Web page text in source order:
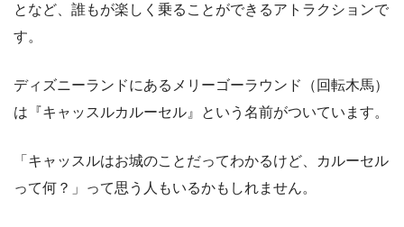
となど、誰もが楽しく乗ることができるアトラクションで
す。
ディズニーランドにあるメリーゴーラウンド（回転木馬）
は『キャッスルカルーセル』という名前がついています。
「キャッスルはお城のことだってわかるけど、カルーセル
って何？」って思う人もいるかもしれません。